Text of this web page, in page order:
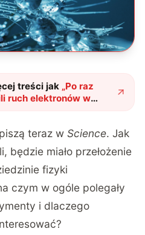
treści jak „Po raz
ruch elektronów w
przeprowadzili
teraz wScience. Jak
będzie miało przełożenie
fizyki
czym w ogóle polegały
i dlaczego